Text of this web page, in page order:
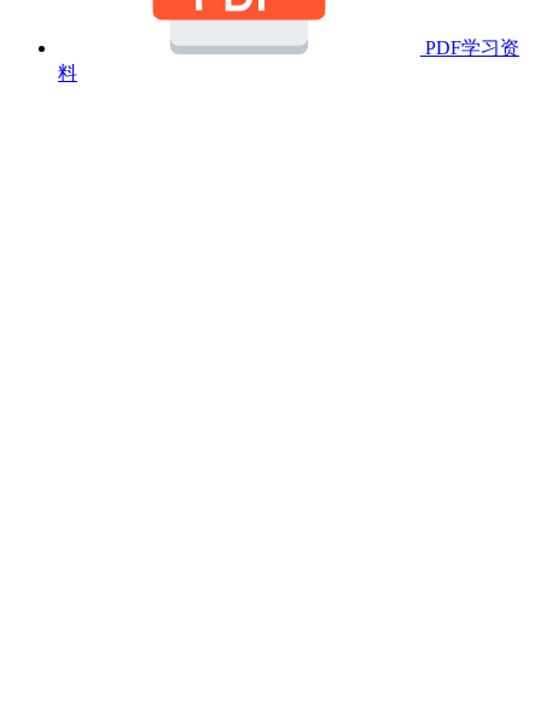
PDF学习资
料